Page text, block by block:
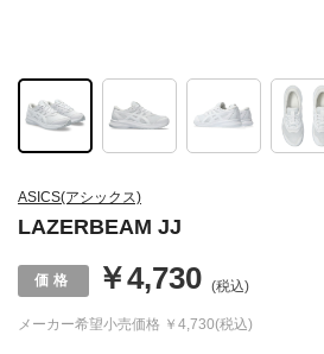
ASICS(アシックス)
LAZERBEAM JJ
メーカー希望小売価格 ￥4,730(税込)
￥4,730 (税込)